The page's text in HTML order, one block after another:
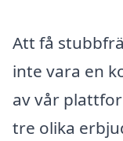
Att få
inte vara en
av vår
tre olika